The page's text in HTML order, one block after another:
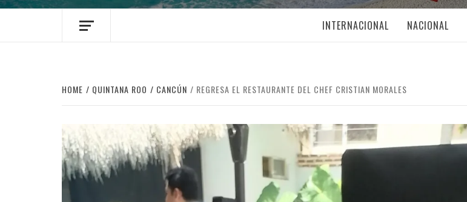
INTERNACIONAL NACIONAL
HOME QUINTANA ROO CANCÚN REGRESA EL RESTAURANTE DEL CHEF CRISTIAN MORALES